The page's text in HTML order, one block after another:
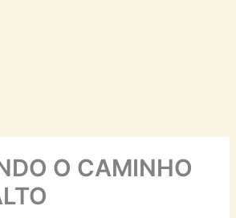
O CAMINHO